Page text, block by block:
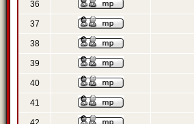
36
37
38
39
40
41